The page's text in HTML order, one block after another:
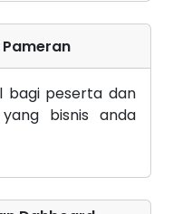
bagi peserta dan
bisnis anda